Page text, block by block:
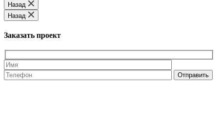
Назад
Назад
Заказать проект